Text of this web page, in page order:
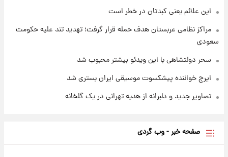
این علائم یعنی کبدتان در خطر است
مراکز نظامی عربستان هدف حمله قرار گرفت؛ تهدید تند علیه حکومت
سعودی
سحر دولتشاهی با این ویدئو بیشتر محبوب شد
ایرج خواننده پیشکسوت موسیقی ایران بستری شد
تصاویر جدید و دلبرانه از هدیه تهرانی در یک گلخانه
صفحه خبر - وب گردی